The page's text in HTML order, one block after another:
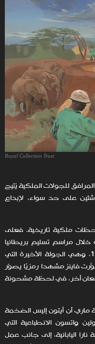
Royal Collection Trust
للجولات الملكية يُتيح
على حد سواء، لإبداع
ملكية تاريخية. فعلى
خلال مراسم تسليم بريطانيا
هونغ كونغ إلى الصين في عام 1997، وهي الجولة الأخيرة التي
فاينز مشهدًا رمزيًا يصوّر
آخر، في لحظة مشحونة
ماري آن أيتون إليس الضخمة
واتسون الانطباعية التي
اليابانية، إلى جانب عمل